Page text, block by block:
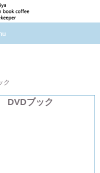
ク
DVDブック